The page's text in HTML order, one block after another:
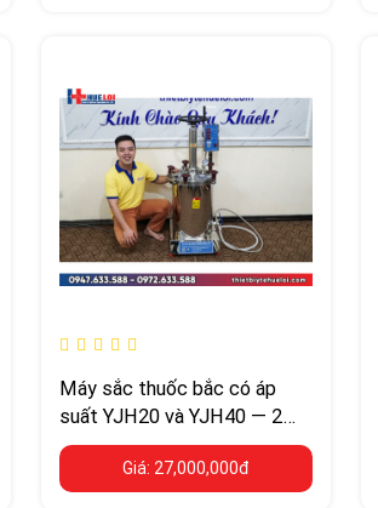
Máy sắc thuốc bắc có áp
suất YJH20 và YJH40 — 2
loại nồi 20 lít và 40 lít, áp
suất 0,1 MPaGiá: 27,000,000đ